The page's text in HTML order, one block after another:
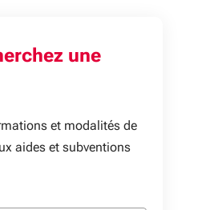
une
et modalités de
aides et subventions